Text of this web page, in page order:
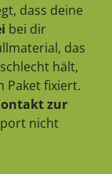
dass deine
bei dir
das
hält,
Paket fixiert.
zur
nicht